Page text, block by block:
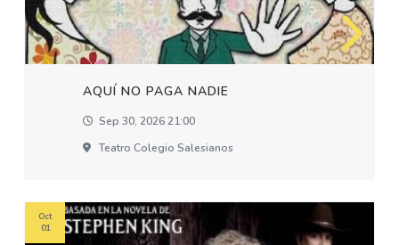
AQUÍ NO PAGA NADIE
Sep 30, 2026 21:00
Teatro Colegio Salesianos
Oct
01